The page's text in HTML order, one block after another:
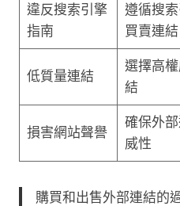
違反搜索引擎
指南
遵循搜
買賣連結
低質量連結
選擇高
結
損害網站聲譽
確保外
威性
購買和出售外部連結的